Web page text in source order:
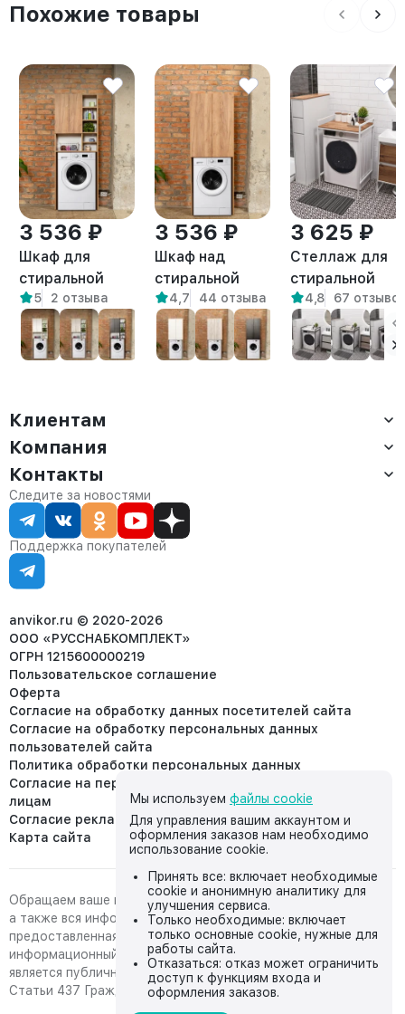
Похожие товары
3 536 ₽
Шкаф для
стиральной
машины Креус
амаретто
5 2 отзыва
3 536 ₽
Шкаф над
стиральной
машиной
напольный Гата
амаретто
4,7 44 отзыва
3 625 ₽
Стеллаж для
стиральной
сушильной
машин Шексна
белый/
амаретто
4,8 67
Клиентам
Доставка
Оплата
Сервис
Статус заказа
Статьи
Компания
О компании
Контакты
Партнёрам
Контакты
Отдел продаж:
8 (800) 234-22-62
corp@anvikor.ru
Ежедневно, с 7:00-19:00 (МСК)
Отдел рекламации:
8 (953) 455-25-61
Следите за новостями
Поддержка покупателей
anvikor.ru © 2020-2026
ООО «РУССНАБКОМПЛЕКТ»
ОГРН 1215600000219
Пользовательское соглашение
Оферта
Согласие на обработку данных посетителей сайта
Согласие на обработку персональных данных
пользователей сайта
Политика обработки персональных данных
Согласие на передачу персональных данных третьим
лицам
Согласие реклама
Карта сайта
Обращаем ваше внимание на то, что данный интернет-сайт,
а также вся информация о товарах и ценах,
предоставленная на нём, носит исключительно
информационный характер и ни при каких условиях не
является публичной офертой, определяемой положениями
Статьи 437 Гражданского кодекса Российской Федерации.
Мы используем файлы cookie
Для управления вашим аккаунтом и
оформления заказов нам необходимо
использование cookie.
Принять все: включает необходимые
cookie и анонимную аналитику для
улучшения сервиса.
Только необходимые: включает
только основные cookie, нужные для
работы сайта.
Отказаться: отказ может ограничить
доступ к функциям входа и
оформления заказов.